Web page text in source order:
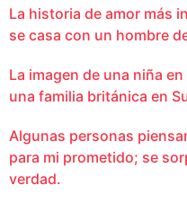
La historia de amor más
se casa con un hombre
La imagen de una niña
una familia británica en
Algunas personas
para mi prometido; se
verdad.